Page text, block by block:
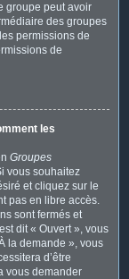
groupe peut avoir
des groupes
permissions de
de
les
Groupes
vous souhaitez
et cliquez sur le
pas en libre accès.
sont fermés et
dit « Ouvert », vous
la demande », vous
d’être
vous demander